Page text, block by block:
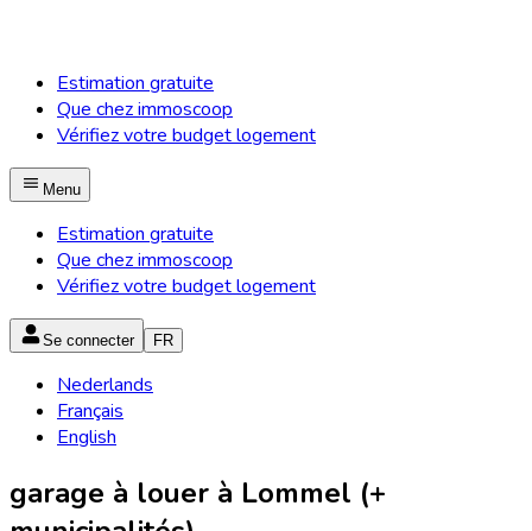
Estimation gratuite
Que chez immoscoop
Vérifiez votre budget logement
Menu
Estimation gratuite
Que chez immoscoop
Vérifiez votre budget logement
Se connecter FR
Nederlands
Français
English
garage à louer à Lommel (+